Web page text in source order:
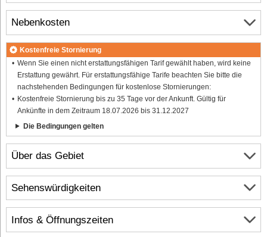
Über das Gebiet
Infos & Öffnungszeiten
Nebenkosten
Kostenfreie Stornierung
Wenn Sie einen nicht erstattungsfähigen Tarif gewählt haben, wird keine
Erstattung gewährt. Für erstattungsfähige Tarife beachten Sie bitte die
nachstehenden Bedingungen für kostenlose Stornierungen:
Kostenfreie Stornierung bis zu 35 Tage vor der Ankunft. Gültig für
Ankünfte in dem Zeitraum 18.07.2026 bis 31.12.2027
Die Bedingungen gelten
Sehenswürdigkeiten